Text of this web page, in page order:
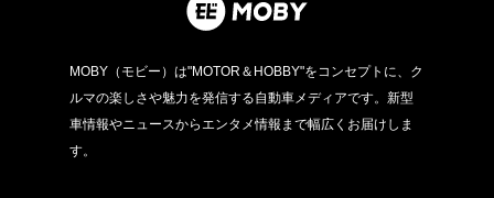
MOBY（モビー）は"MOTOR＆HOBBY"をコンセプトに、ク
ルマの楽しさや魅力を発信する自動車メディアです。新型
車情報やニュースからエンタメ情報まで幅広くお届けしま
す。